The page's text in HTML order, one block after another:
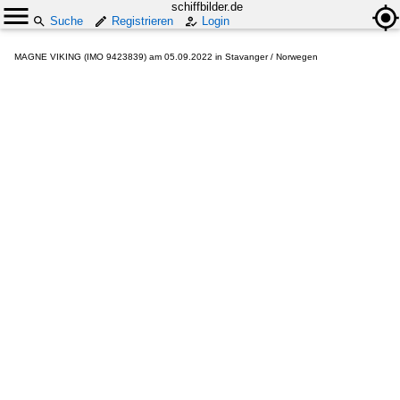
schiffbilder.de
Suche
Registrieren Login
MAGNE VIKING (IMO 9423839) am 05.09.2022 in Stavanger / Norwegen